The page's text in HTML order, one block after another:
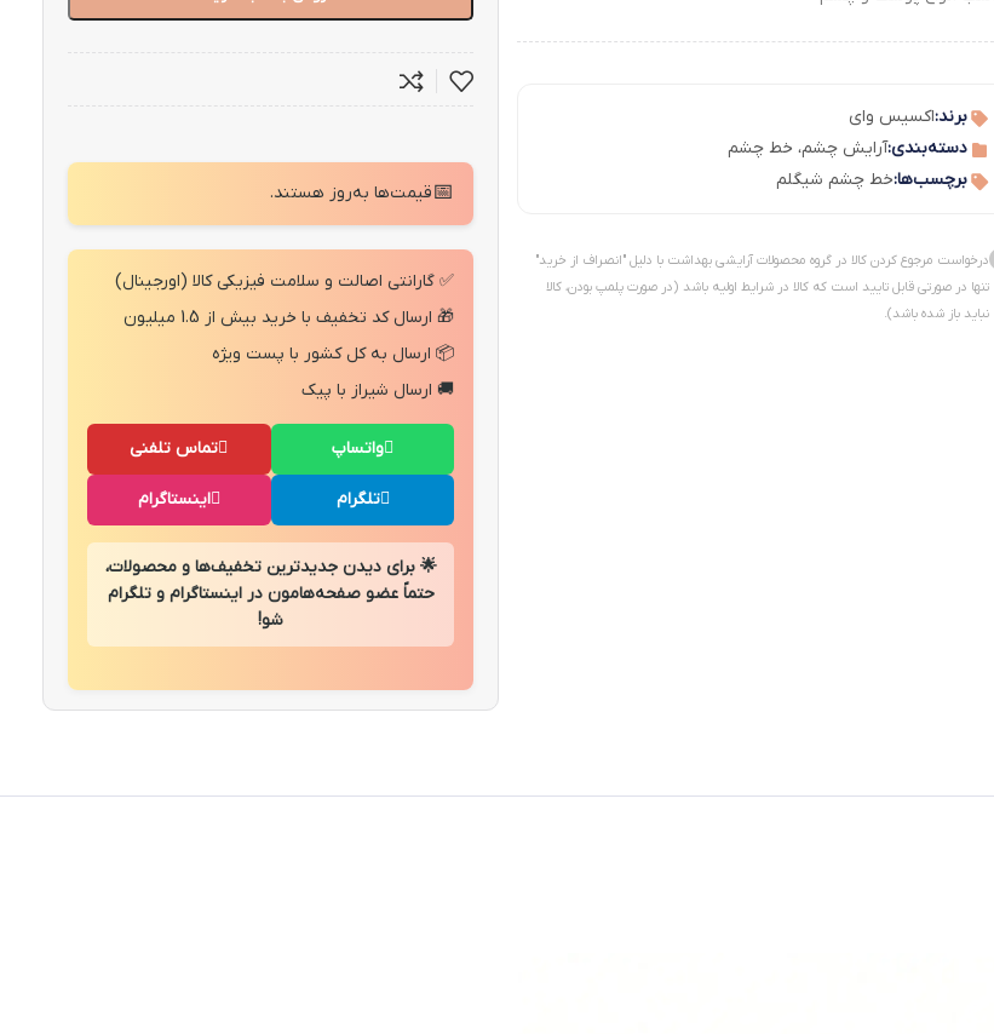
برند:اکسیس وای
دسته‌بندی:آرایش چشم، خط چشم
برچسب‌ها:خط چشم شیگلم
درخواست مرجوع کردن کالا در گروه محصولات آرایشی بهداشت با دلیل "انصراف از خرید"
تنها در صورتی قابل تایید است که کالا در شرایط اولیه باشد (در صورت پلمپ بودن، کالا
نباید باز شده باشد).
📅قیمت‌ها به‌روز هستند.
✅ گارانتی اصالت و سلامت فیزیکی کالا (اورجینال)
🎁 ارسال کد تخفیف با خرید بیش از 1.5 میلیون
📦 ارسال به کل کشور با پست ویژه
🚚 ارسال شیراز با پیک
تماس تلفنی واتساپ
اینستاگرام تلگرام
🌟 برای دیدن جدیدترین تخفیف‌ها و محصولات،
حتماً عضو صفحه‌هامون در اینستاگرام و تلگرام
شو!